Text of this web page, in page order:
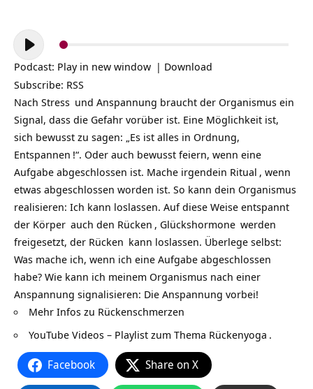
Audio-
Player
Podcast: Play in new window | Download
Subscribe: RSS
Nach Stress und Anspannung braucht der Organismus ein
Signal, dass die Gefahr vorüber ist. Eine Möglichkeit ist,
sich bewusst zu sagen: „Es ist alles in Ordnung,
Entspannen !“. Oder auch bewusst feiern, wenn eine
Aufgabe abgeschlossen ist. Mache irgendein Ritual , wenn
etwas abgeschlossen worden ist. So kann dein Organismus
realisieren: Ich kann loslassen. Auf diese Weise entspannt
der Körper auch den Rücken , Glückshormone werden
freigesetzt, der Rücken kann loslassen. Überlege selbst:
Was mache ich, wenn ich eine Aufgabe abgeschlossen
habe? Wie kann ich meinem Organismus nach einer
Anspannung signalisieren: Die Anspannung vorbei!
Mehr Infos zu Rückenschmerzen
YouTube Videos – Playlist zum Thema Rückenyoga .
Facebook Share on X